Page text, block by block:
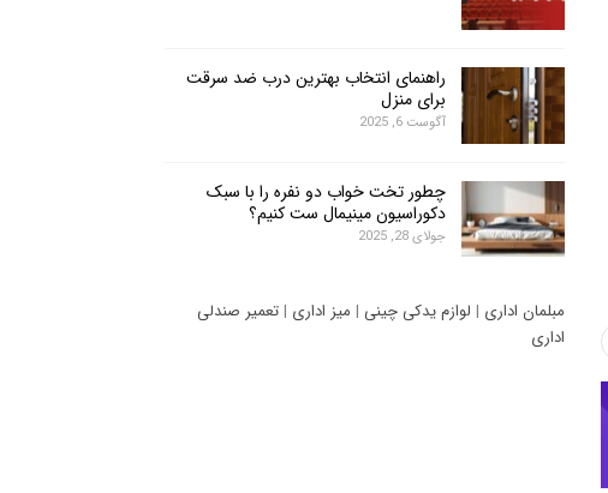
راهنمای انتخاب بهترین درب ضد سرقت
برای منزل
آگوست 6, 2025
چطور تخت خواب دو نفره را با سبک
دکوراسیون مینیمال ست کنیم؟
جولای 28, 2025
مبلمان اداری | لوازم یدکی چینی | میز اداری | تعمیر صندلی
اداری